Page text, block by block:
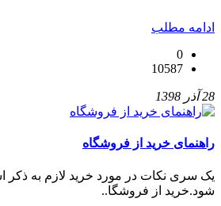
ادامه مطلب
0
10587
28 آذر 1398
راهنمای خرید از فروشگاه
یک سری نکات در مورد خرید لازم به
شود.خرید از فروشگا..